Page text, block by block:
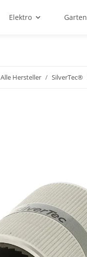
Elektro Garten
Alle Hersteller SilverTec®